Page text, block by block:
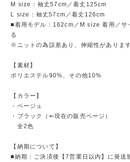
M size：袖丈57cm／着丈125cm
L size：袖丈57cm／着丈126cm
■着用モデル：162cm／M size 着用／サ
る
※ニットの為誤差あり、伸縮性がありま
【素材】
ポリエステル90%、その他10%
【カラー】
・ベージュ
・ブラック（⇐現在の販売ページ）
全2色
【納期について】
■納期：ご決済後【7営業日以内】に発送